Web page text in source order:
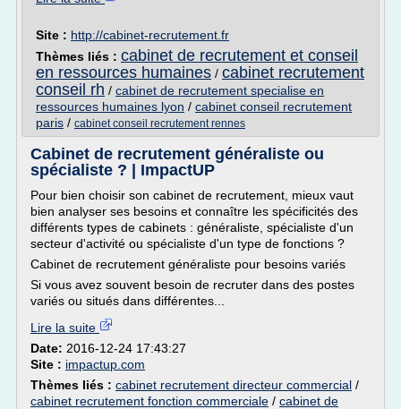
Site : http://cabinet-recrutement.fr
Thèmes liés : cabinet de recrutement et conseil
en ressources humaines / cabinet recrutement
conseil rh / cabinet de recrutement specialise en
ressources humaines lyon / cabinet conseil recrutement
paris / cabinet conseil recrutement rennes
Cabinet de recrutement généraliste ou
spécialiste ? | ImpactUP
Pour bien choisir son cabinet de recrutement, mieux vaut
bien analyser ses besoins et connaître les spécificités des
différents types de cabinets : généraliste, spécialiste d'un
secteur d'activité ou spécialiste d'un type de fonctions ?
Cabinet de recrutement généraliste pour besoins variés
Si vous avez souvent besoin de recruter dans des postes
variés ou situés dans différentes...
Lire la suite
Date: 2016-12-24 17:43:27
Site : impactup.com
Thèmes liés : cabinet recrutement directeur commercial /
cabinet recrutement fonction commerciale / cabinet de